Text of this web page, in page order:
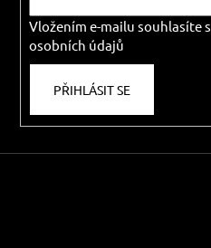
Vložením e-mailu souhlasíte s
osobních údajů
PŘIHLÁSIT SE